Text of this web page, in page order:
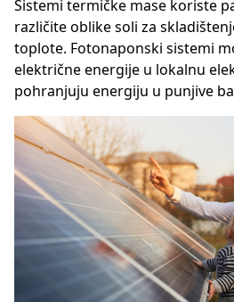
Sistemi termičke mase koriste
različite oblike soli za
toplote. Fotonaponski sistemi
električne energije u lokalnu
pohranjuju energiju u punjive